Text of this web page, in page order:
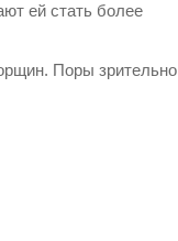
ей стать более
Поры зрительно